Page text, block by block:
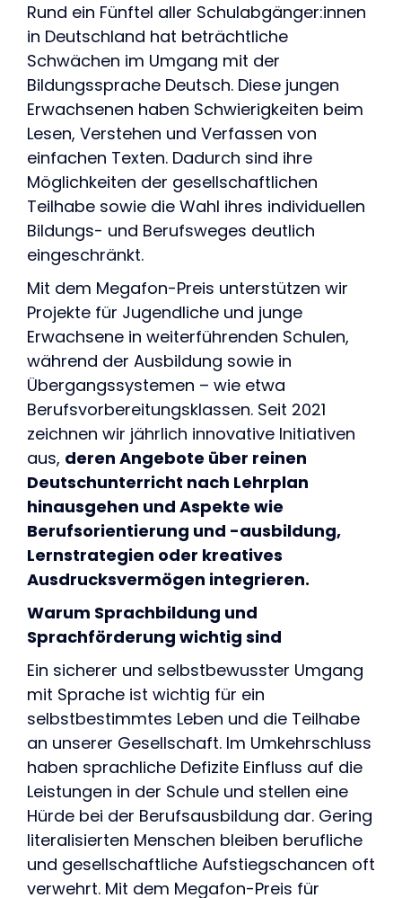
Rund ein Fünftel aller Schulabgänger:innen
in Deutschland hat beträchtliche
Schwächen im Umgang mit der
Bildungssprache Deutsch. Diese jungen
Erwachsenen haben Schwierigkeiten beim
Lesen, Verstehen und Verfassen von
einfachen Texten. Dadurch sind ihre
Möglichkeiten der gesellschaftlichen
Teilhabe sowie die Wahl ihres individuellen
Bildungs- und Berufsweges deutlich
eingeschränkt.
Mit dem Megafon-Preis unterstützen wir
Projekte für Jugendliche und junge
Erwachsene in weiterführenden Schulen,
während der Ausbildung sowie in
Übergangssystemen – wie etwa
Berufsvorbereitungsklassen. Seit 2021
zeichnen wir jährlich innovative Initiativen
aus, deren Angebote über reinen
Deutschunterricht nach Lehrplan
hinausgehen und Aspekte wie
Berufsorientierung und -ausbildung,
Lernstrategien oder kreatives
Ausdrucksvermögen integrieren.
Warum Sprachbildung und
Sprachförderung wichtig sind
Ein sicherer und selbstbewusster Umgang
mit Sprache ist wichtig für ein
selbstbestimmtes Leben und die Teilhabe
an unserer Gesellschaft. Im Umkehrschluss
haben sprachliche Defizite Einfluss auf die
Leistungen in der Schule und stellen eine
Hürde bei der Berufsausbildung dar. Gering
literalisierten Menschen bleiben berufliche
und gesellschaftliche Aufstiegschancen oft
verwehrt. Mit dem Megafon-Preis für